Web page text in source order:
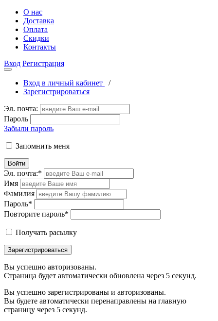
О нас
Доставка
Оплата
Скидки
Контакты
Вход Регистрация
Вход в личный кабинет
/
Зарегистрироваться
Эл. почта:
Пароль
Забыли пароль
Запомнить меня
Войти
Эл. почта:*
Имя
Фамилия
Пароль*
Повторите пароль*
Получать расылку
Зарегистрироваться
Вы успешно авторизованы.
Страница будет автоматически обновлена через 5 секунд.
Вы успешно зарегистрированы и авторизованы.
Вы будете автоматически перенаправлены на главную
страницу через 5 секунд.